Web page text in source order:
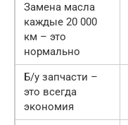
Замена масла
каждые 20 000
км – это
нормально
Б/у запчасти –
это всегда
экономия